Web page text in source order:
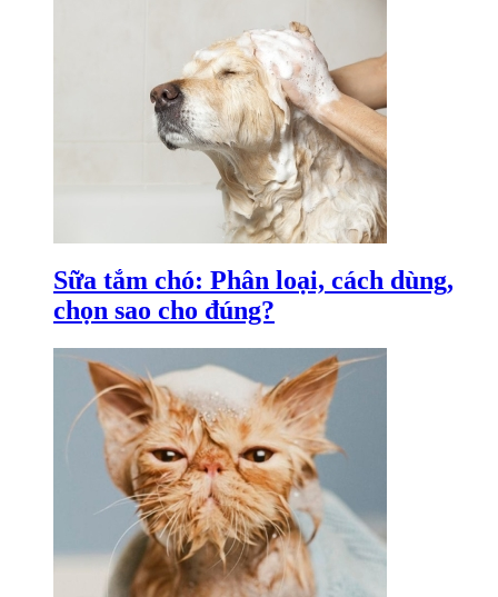
Sữa tắm chó: Phân loại, cách dùng,
chọn sao cho đúng?